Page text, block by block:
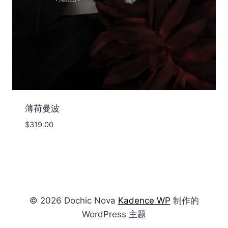
薄荷曼波
$319.00
© 2026 Dochic Nova Kadence WP 制作的
WordPress 主题